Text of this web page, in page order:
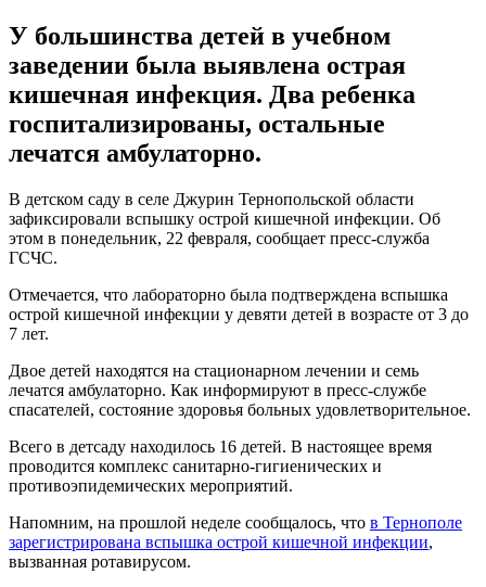
У большинства детей в учебном
заведении была выявлена острая
кишечная инфекция. Два ребенка
госпитализированы, остальные
лечатся амбулаторно.
В детском саду в селе Джурин Тернопольской области
зафиксировали вспышку острой кишечной инфекции. Об
этом в понедельник, 22 февраля, сообщает пресс-служба
ГСЧС.
Отмечается, что лабораторно была подтверждена вспышка
острой кишечной инфекции у девяти детей в возрасте от 3 до
7 лет.
Двое детей находятся на стационарном лечении и семь
лечатся амбулаторно. Как информируют в пресс-службе
спасателей, состояние здоровья больных удовлетворительное.
Всего в детсаду находилось 16 детей. В настоящее время
проводится комплекс санитарно-гигиенических и
противоэпидемических мероприятий.
Напомним, на прошлой неделе сообщалось, что в Тернополе
зарегистрирована вспышка острой кишечной инфекции,
вызванная ротавирусом.